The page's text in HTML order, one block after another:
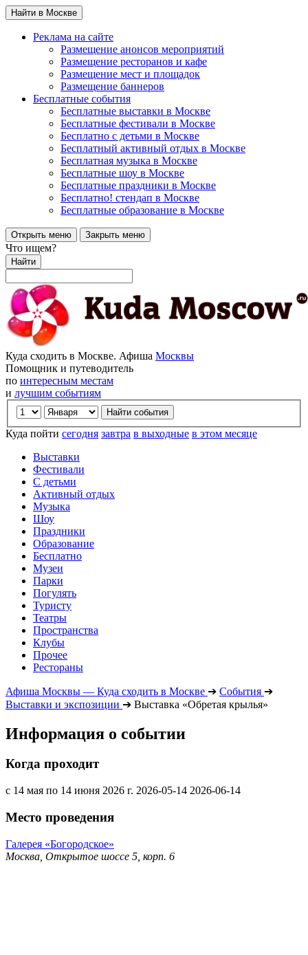
Найти в Москве
Реклама на сайте
Размещение анонсов мероприятий
Размещение ресторанов и кафе
Размещение мест и площадок
Размещение баннеров
Бесплатные события
Бесплатные выставки в Москве
Бесплатные фестивали в Москве
Бесплатно с детьми в Москве
Бесплатный активный отдых в Москве
Бесплатная музыка в Москве
Бесплатные шоу в Москве
Бесплатные праздники в Москве
Бесплатно! стендап в Москве
Бесплатные образование в Москве
Открыть меню Закрыть меню
Что ищем?
Найти
Куда сходить в Москве. Афиша Москвы
Помощник и путеводитель
по интересным местам
и лучшим событиям
Куда пойти сегодня завтра в выходные в этом месяце
Выставки
Фестивали
С детьми
Активный отдых
Музыка
Шоу
Праздники
Образование
Бесплатно
Музеи
Парки
Погулять
Туристу
Театры
Пространства
Клубы
Прочее
Рестораны
Афиша Москвы — Куда сходить в Москве ➔ События ➔
Выставки и экспозиции ➔ Выставка «Обретая крылья»
Информация о событии
Когда проходит
с 14 мая по 14 июня 2026 г. 2026-05-14 2026-06-14
Место проведения
Галерея «Богородское»
Москва, Открытое шоссе 5, корп. 6